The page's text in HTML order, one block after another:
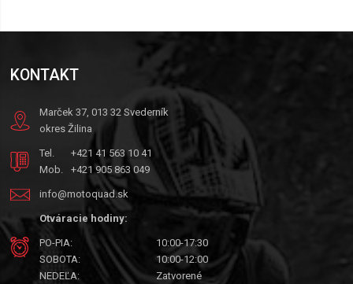
KONTAKT
Marček 37, 013 32 Svederník
okres Žilina
Tel.
+421 41 563 10 41
Mob.
+421 905 863 049
info@motoquad.sk
Otváracie hodiny:
PO-PIA:
10:00-17:30
SOBOTA:
10:00-12:00
NEDEĽA:
Zatvorené